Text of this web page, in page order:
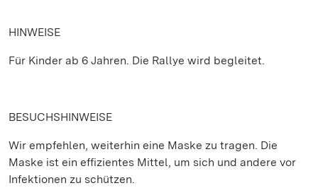
HINWEISE
Für Kinder ab 6 Jahren. Die Rallye wird begleitet.
BESUCHSHINWEISE
Wir empfehlen, weiterhin eine Maske zu tragen. Die
Maske ist ein effizientes Mittel, um sich und andere vor
Infektionen zu schützen.